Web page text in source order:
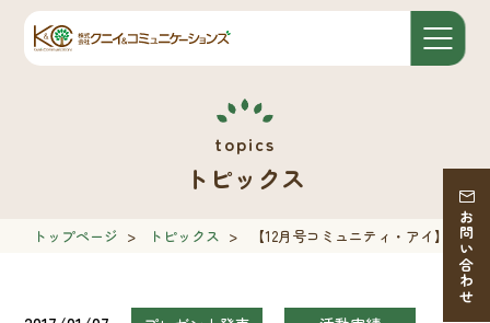
お問い合わせ
トピックス
トップページ > トピックス > 【12月号コミュニティ・アイ】プレ